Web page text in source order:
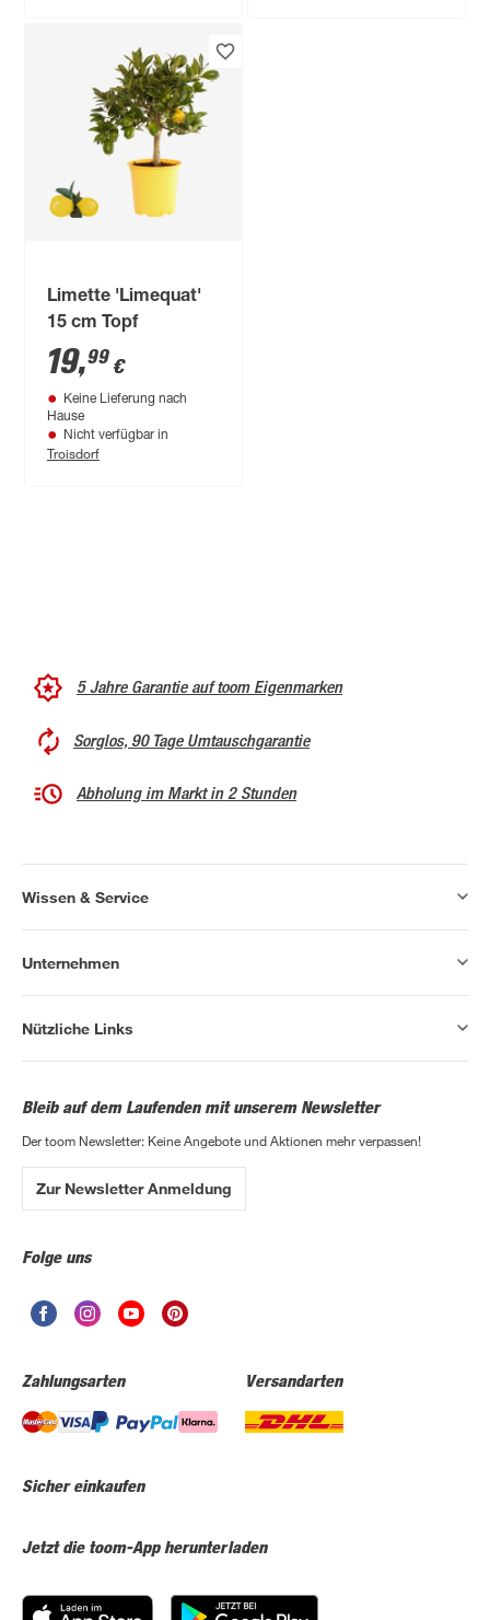
Limette 'Limequat'
15 cm Topf
19,99 €
Keine Lieferung nach
Hause
Nicht verfügbar in
Troisdorf
5 Jahre Garantie auf toom Eigenmarken
Sorglos, 90 Tage Umtauschgarantie
Abholung im Markt in 2 Stunden
Wissen & Service
Unternehmen
Nützliche Links
Bleib auf dem Laufenden mit unserem Newsletter
Der toom Newsletter: Keine Angebote und Aktionen mehr verpassen!
Zur Newsletter Anmeldung
Folge uns
Zahlungsarten Versandarten
Sicher einkaufen
Jetzt die toom-App herunterladen